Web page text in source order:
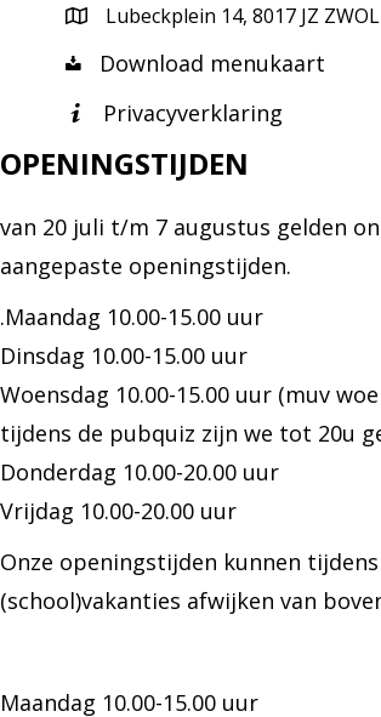
Lubeckplein 14, 8017 JZ
Download menukaart
Privacyverklaring
OPENINGSTIJDEN
van 20 juli t/m 7 augustus gelden
aangepaste openingstijden.
.Maandag 10.00-15.00 uur
Dinsdag 10.00-15.00 uur
Woensdag 10.00-15.00 uur (muv
tijdens de pubquiz zijn we tot 20u
Donderdag 10.00-20.00 uur
Vrijdag 10.00-20.00 uur
Onze openingstijden kunnen tijdens
(school)vakanties afwijken van
Maandag 10.00-15.00 uur